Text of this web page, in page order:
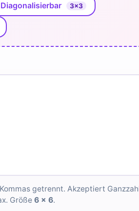
Diagonalisierbar 3×3
getrennt. Akzeptiert
Größe 6 × 6.